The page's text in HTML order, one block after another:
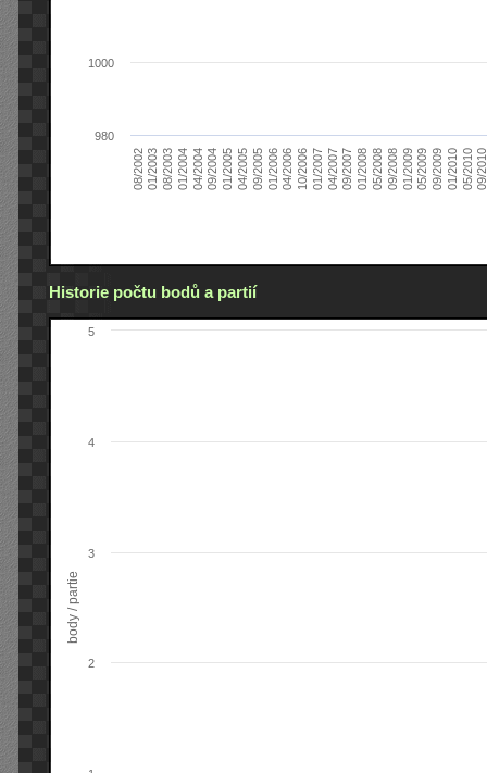
08/200201/200308/200301/200404/200409/200401/200504/200509/200501/200604/200610/200601/200704/200709/200701/200805/200809/200801/200905/200909/200901/201005/201009/
980
1000
Historie počtu bodů a partií
body / partie
2
3
4
5